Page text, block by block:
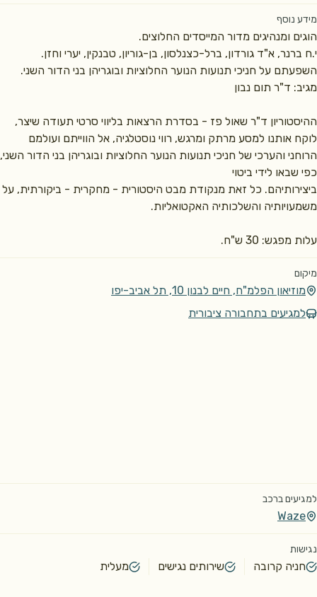
מידע נוסף
עלות מפגש: 30 ש"ח.
מיקום
מוזיאון הפלמ"ח, חיים לבנון 10, תל אביב-יפו
למגיעים בתחבורה ציבורית
למגיעים ברכב
Waze
נגישות
חניה קרובה שירותים נגישים מעלית